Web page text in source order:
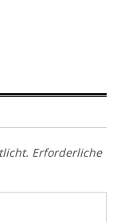
Erforderliche